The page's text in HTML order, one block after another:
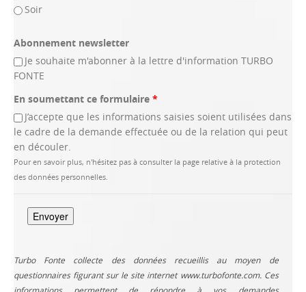
Soir
Abonnement newsletter
Je souhaite m'abonner à la lettre d'information TURBO
FONTE
En soumettant ce formulaire *
J’accepte que les informations saisies soient utilisées dans
le cadre de la demande effectuée ou de la relation qui peut
en découler.
Pour en savoir plus, n'hésitez pas à consulter la page relative à la protection
des données personnelles.
Turbo Fonte collecte des données recueillis au moyen de
questionnaires figurant sur le site internet www.turbofonte.com. Ces